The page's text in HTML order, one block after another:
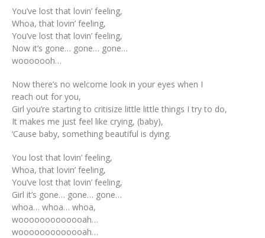
You’ve lost that lovin’ feeling,
Whoa, that lovin’ feeling,
You’ve lost that lovin’ feeling,
Now it’s gone… gone… gone…
wooooooh…
Now there’s no welcome look in your eyes when I
reach out for you,
Girl you’re starting to critisize little little things I try to do,
It makes me just feel like crying, (baby),
‘Cause baby, something beautiful is dying.
You lost that lovin’ feeling,
Whoa, that lovin’ feeling,
You’ve lost that lovin’ feeling,
Girl it’s gone… gone… gone…
whoa… whoa… whoa,
wooooooooooooah…
wooooooooooooah…